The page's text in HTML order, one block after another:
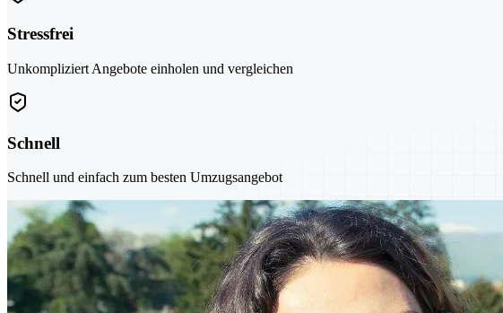
Stressfrei
Unkompliziert Angebote einholen und vergleichen
Schnell
Schnell und einfach zum besten Umzugsangebot